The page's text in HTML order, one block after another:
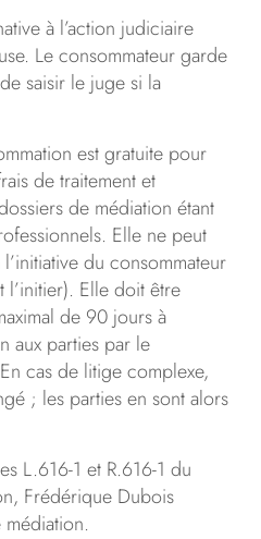
à l’action judiciaire
Le consommateur garde
saisir le juge si la
est gratuite pour
de traitement et
de médiation étant
Elle ne peut
du consommateur
Elle doit être
de 90 jours à
aux parties par le
cas de litige complexe,
; les parties en sont alors
L.616-1 et R.616-1 du
Frédérique Dubois